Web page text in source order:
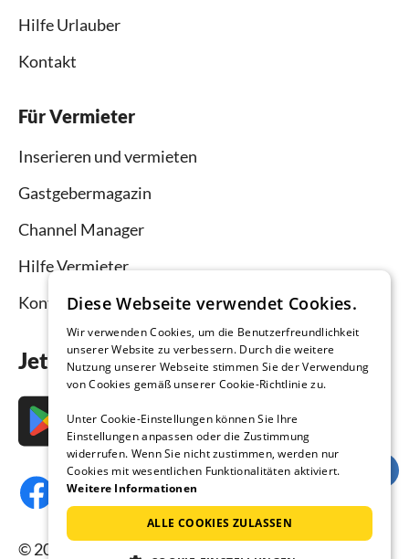
Hilfe Urlauber
Kontakt
Für Vermieter
Inserieren und vermieten
Gastgebermagazin
Channel Manager
Hilfe Vermieter
Kontakt
Jetzt die App downloaden
© 2026 Ferienhausmiete.de, alle Rechte
Diese Webseite verwendet Cookies.
Wir verwenden Cookies, um die Benutzerfreundlichkeit
unserer Website zu verbessern. Durch die weitere
Nutzung unserer Webseite stimmen Sie der Verwendung
von Cookies gemäß unserer Cookie-Richtlinie zu.
Unter Cookie-Einstellungen können Sie Ihre
Einstellungen anpassen oder die Zustimmung
widerrufen. Wenn Sie nicht zustimmen, werden nur
Cookies mit wesentlichen Funktionalitäten aktiviert.
Weitere Informationen
ALLE COOKIES ZULASSEN